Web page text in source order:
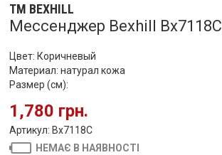
ТМ BEXHILL
Мессенджер Bexhill Bx7118C
Цвет: Коричневый
Материал: натурал кожа
Размер (см):
1,780 грн.
Артикул: Bx7118C
НЕМАЄ В НАЯВНОСТІ